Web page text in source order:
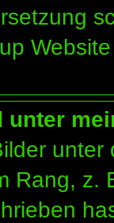
Rang, z.